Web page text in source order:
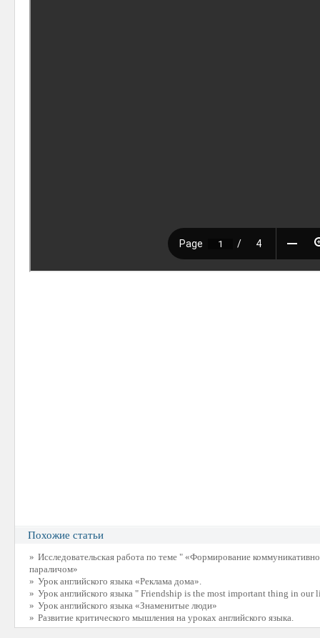
Похожие статьи
» Исследовательская работа по теме " «Формирование
параличом»
» Урок английского языка «Реклама дома».
» Урок английского языка " Friendship is the most important thing in our
» Урок английского языка «Знаменитые люди»
» Развитие критического мышления на уроках английского языка.